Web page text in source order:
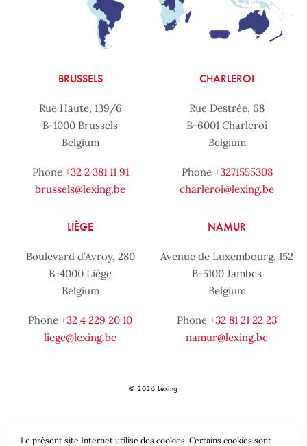
BRUSSELS
Rue Haute, 139/6
B-1000 Brussels
Belgium
Phone +32 2 381 11 91
brussels@lexing.be
CHARLEROI
Rue Destrée, 68
B-6001 Charleroi
Belgium
Phone +3271555308
charleroi@lexing.be
LIÈGE
Boulevard d’Avroy, 280
B-4000 Liège
Belgium
Phone +32 4 229 20 10
liege@lexing.be
NAMUR
Avenue de Luxembourg, 152
B-5100 Jambes
Belgium
Phone +32 81 21 22 23
namur@lexing.be
© 2026 Lexing
Le présent site Internet utilise des cookies. Certains cookies sont